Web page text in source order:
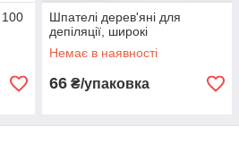
100
Шпателі дерев'яні для
депіляції, широкі
Немає в наявності
66 ₴/упаковка